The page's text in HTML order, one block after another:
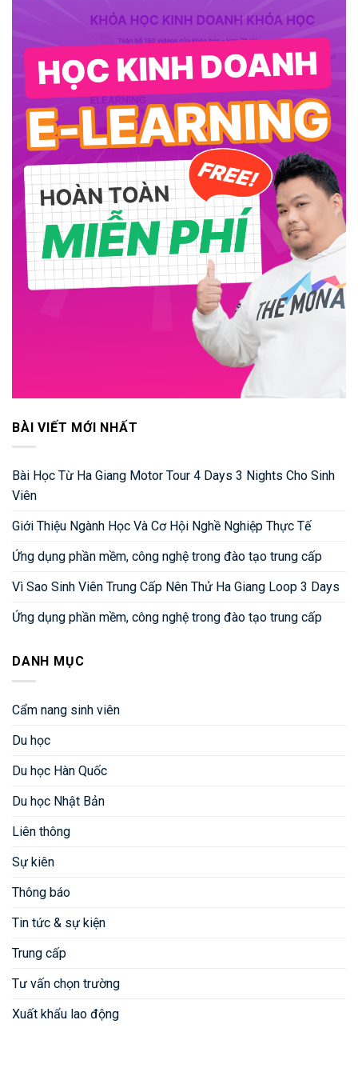
BÀI VIẾT MỚI NHẤT
Bài Học Từ Ha Giang Motor Tour 4 Days 3 Nights Cho Sinh
Viên
Giới Thiệu Ngành Học Và Cơ Hội Nghề Nghiệp Thực Tế
Ứng dụng phần mềm, công nghệ trong đào tạo trung cấp
Vì Sao Sinh Viên Trung Cấp Nên Thử Ha Giang Loop 3 Days
Ứng dụng phần mềm, công nghệ trong đào tạo trung cấp
DANH MỤC
Cẩm nang sinh viên
Du học
Du học Hàn Quốc
Du học Nhật Bản
Liên thông
Sự kiên
Thông báo
Tin tức & sự kiện
Trung cấp
Tư vấn chọn trường
Xuất khẩu lao động